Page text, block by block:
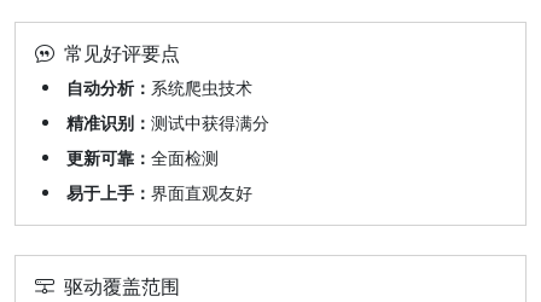
常见好评要点
自动分析： 系统爬虫技术
精准识别： 测试中获得满分
更新可靠： 全面检测
易于上手： 界面直观友好
驱动覆盖范围